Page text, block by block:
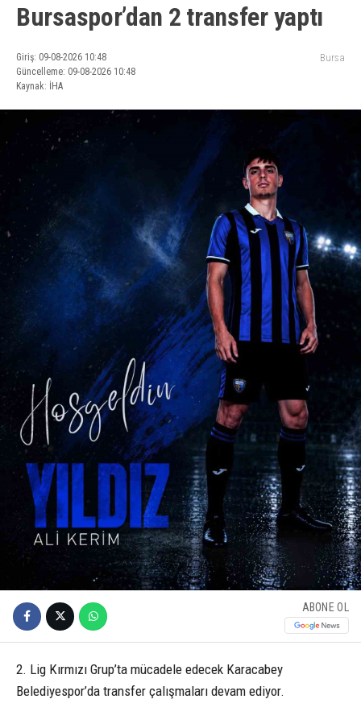
Bursaspor’dan 2 transfer yaptı
Giriş: 09-08-2026 10:48
Güncelleme: 09-08-2026 10:48
Kaynak: İHA
Bursa
ABONE OL
2. Lig Kırmızı Grup’ta mücadele edecek Karacabey
Belediyespor’da transfer çalışmaları devam ediyor.